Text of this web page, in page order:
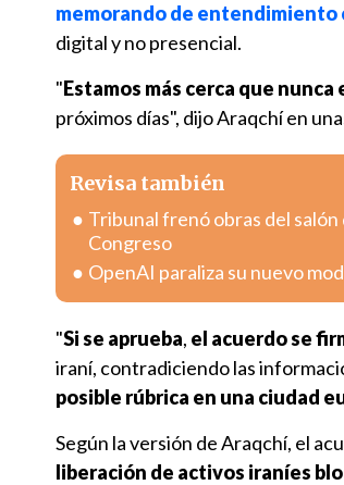
memorando de entendimiento
digital y no presencial.
"Estamos más cerca que
próximos días", dijo Araqchí en
Revisa también
Tribunal frenó obras del salón
Congreso
OpenAI paraliza su nuevo
"Si se aprueba, el acuerdo se
iraní, contradiciendo las
posible rúbrica en una ciudad
Según la versión de Araqchí, el
liberación de activos iraníes